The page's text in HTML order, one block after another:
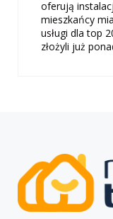
oferują
mieszkańcy
usługi dla top
złożyli już